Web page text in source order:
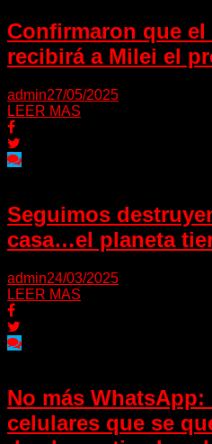
Confirmaron que el
recibirá a Milei el
admin27/05/2025
LEER MAS
Seguimos
casa…el planeta
admin24/03/2025
LEER MAS
No más
celulares que se